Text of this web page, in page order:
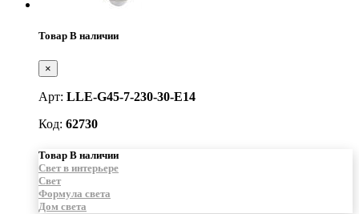
Товар В наличии
×
Арт: LLE-G45-7-230-30-E14
Код: 62730
Товар В наличии
Свет в интерьере
Свет
Формула света
Дом света